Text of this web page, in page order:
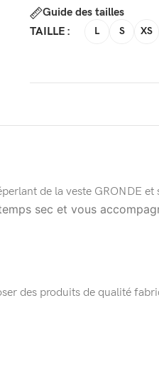
Guide des tailles
TAILLE
L S XS
de la veste GRONDE
sec et vous
des produits de qualité